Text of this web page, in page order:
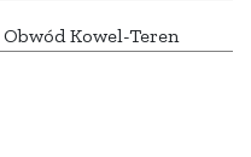
Obwód Kowel-Teren